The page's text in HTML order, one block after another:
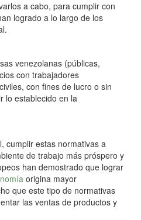
a cabo, para cumplir con
logrado a lo largo de los
venezolanas (públicas,
con trabajadores
con fines de lucro o sin
lo establecido en la
cumplir estas normativas a
de trabajo más próspero y
han demostrado que lograr
origina mayor
que este tipo de normativas
las ventas de productos y